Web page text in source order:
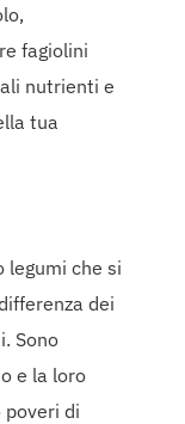
fagiolini
nutrienti e
tua
legumi che si
dei
Sono
e la loro
di